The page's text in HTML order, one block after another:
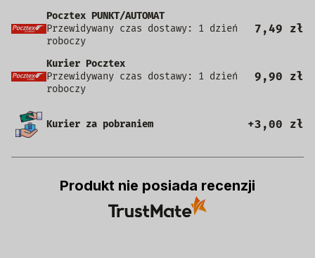
Pocztex PUNKT/AUTOMAT
Przewidywany czas dostawy: 1 dzień
roboczy
7,49 zł
Kurier Pocztex
Przewidywany czas dostawy: 1 dzień
roboczy
9,90 zł
Kurier za pobraniem +3,00 zł
Produkt nie posiada recenzji